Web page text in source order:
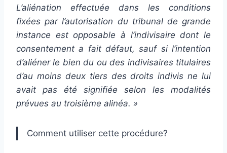
L’aliénation effectuée dans les conditions
fixées par l’autorisation du tribunal de grande
instance est opposable à l’indivisaire dont le
consentement a fait défaut, sauf si l’intention
d’aliéner le bien du ou des indivisaires titulaires
d’au moins deux tiers des droits indivis ne lui
avait pas été signifiée selon les modalités
prévues au troisième alinéa. »
Comment utiliser cette procédure?